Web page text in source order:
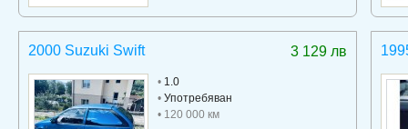
3 129 лв
2000 Suzuki Swift
• 1.0
• Употребяван
• 120 000 км